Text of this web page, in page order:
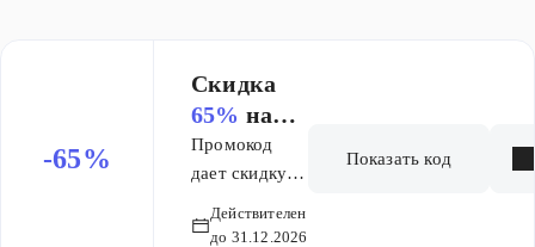
-65%
Скидка
65% на
генетичес
кий
паспорт
Промокод
дает скидку
Генетического
Действителен
до 31.12.2026
Показать код